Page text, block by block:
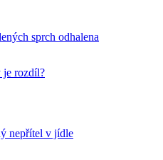
sprch odhalena
je rozdíl?